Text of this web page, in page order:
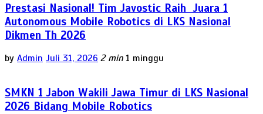
Prestasi Nasional! Tim Javostic Raih Juara 1
Autonomous Mobile Robotics di LKS Nasional
Dikmen Th 2026
by Admin Juli 31, 2026 2 min 1 minggu
SMKN 1 Jabon Wakili Jawa Timur di LKS Nasional
2026 Bidang Mobile Robotics